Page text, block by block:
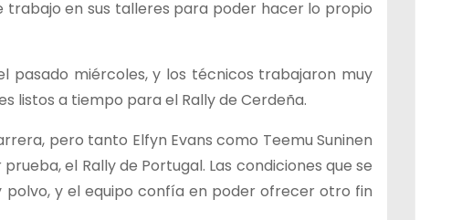
trabajo en sus talleres para poder hacer lo propio
pasado miércoles, y los técnicos trabajaron muy
listos a tiempo para el Rally de Cerdeña.
pero tanto Elfyn Evans como Teemu Suninen
el Rally de Portugal. Las condiciones que se
y el equipo confía en poder ofrecer otro fin